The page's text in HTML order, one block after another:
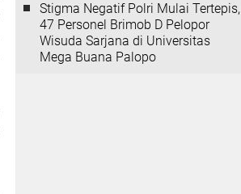
Stigma Negatif Polri Mulai Tertepis,
47 Personel Brimob D Pelopor
Wisuda Sarjana di Universitas
Mega Buana Palopo